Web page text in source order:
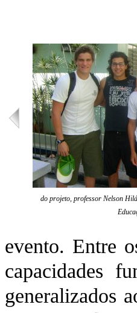
do projeto, professor Nelson
evento. Entre
capacidades
generalizados